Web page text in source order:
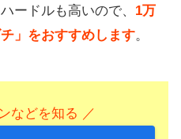
ードルも高いので、 1万
」をおすすめします。
などを知る ／